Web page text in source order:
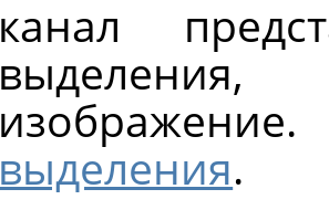
канал
выделения.